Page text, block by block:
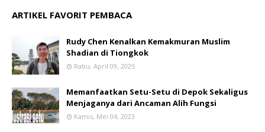
ARTIKEL FAVORIT PEMBACA
Rudy Chen Kenalkan Kemakmuran Muslim
Shadian di Tiongkok
Rabu, April 09, 2025
Memanfaatkan Setu-Setu di Depok Sekaligus
Menjaganya dari Ancaman Alih Fungsi
Kamis, Mei 04, 2023